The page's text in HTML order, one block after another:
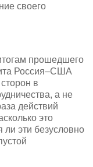
своего
прошедшего
Россия–США
в
а не
действий
это
эти безусловно